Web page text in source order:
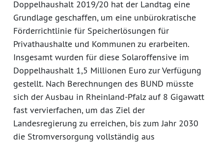
Doppelhaushalt 2019/20 hat der Landtag eine
Grundlage geschaffen, um eine unbürokratische
Förderrichtlinie für Speicherlösungen für
Privathaushalte und Kommunen zu erarbeiten.
Insgesamt wurden für diese Solaroffensive im
Doppelhaushalt 1,5 Millionen Euro zur Verfügung
gestellt. Nach Berechnungen des BUND müsste
sich der Ausbau in Rheinland-Pfalz auf 8 Gigawatt
fast vervierfachen, um das Ziel der
Landesregierung zu erreichen, bis zum Jahr 2030
die Stromversorgung vollständig aus